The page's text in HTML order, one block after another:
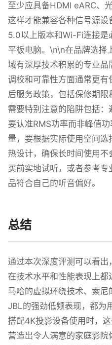
至少应具备HDMI eARC、
这样才能兼容各种信号源
5.0以上版本和Wi-Fi连接是
平板电脑。\n\n在品牌选择
域有深厚技术积累的专业
调校和可靠性方面通常更
后服务政策，包括保修期
需要特别注意的陷阱包括：
要认准RMS功率而非峰值
量，要根据实际使用空间
热设计，确保长时间使用
买前实地试听，或者参考
品符合自己的听音偏好。
总结
通过本次深度评测可以看
在技术水平和性能表现上
马哈的虚拟环绕技术、索
JBL的强劲低频表现，都为
搭配4K投影设备使用时，
营造出令人满意的家庭影